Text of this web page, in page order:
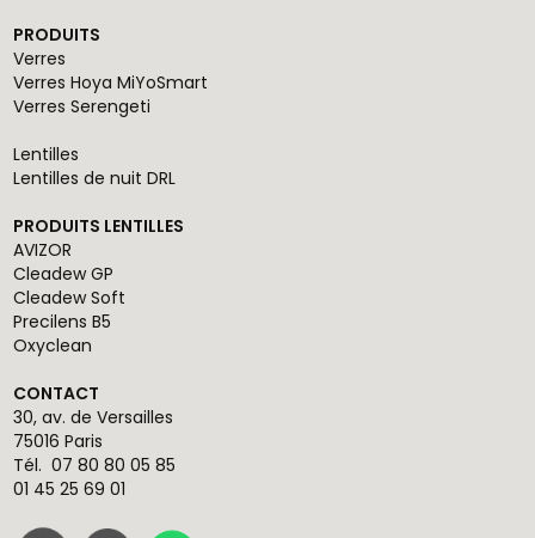
PRODUITS
Verres
Verres Hoya MiYoSmart
Verres Serengeti
Lentilles
Lentilles de nuit DRL
PRODUITS LENTILLES
AVIZOR
Cleadew GP
Cleadew Soft
Precilens B5
Oxyclean
CONTACT
30, av. de Versailles
75016 Paris
Tél.07 80 80 05 85
01 45 25 69 01